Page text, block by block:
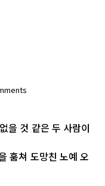
을 것 같은 두 사람이
훔쳐 도망친 노예 오